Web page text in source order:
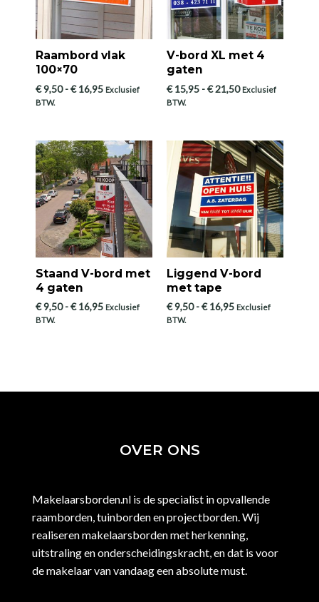
Raambord vlak
100×70
€9,50 -€16,95Prijsklasse:
Exclusief
BTW.
V-bord XL met 4
gaten
€15,95 -€21,50Prijsklasse:
Exclusief
BTW.
Staand V-bord met
4 gaten
€9,50 -€16,95Prijsklasse:
Exclusief
BTW.
Liggend V-bord
met tape
€9,50 -€16,95Prijsklasse:
Exclusief
BTW.
OVER ONS
Makelaarsborden.nl is de specialist in opvallende
raamborden, tuinborden en projectborden. Wij
realiseren makelaarsborden met herkenning,
uitstraling en onderscheidingskracht, en dat is voor
de makelaar van vandaag een absolute must.